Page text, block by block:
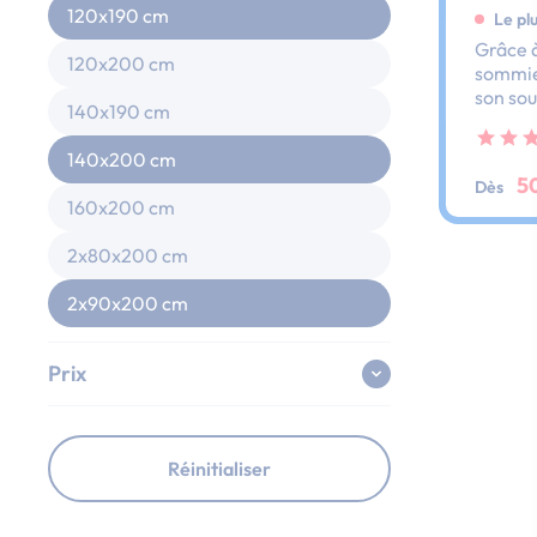
120x190 cm
120x200 cm
140x190 cm
140x200 cm
160x200 cm
2x80x200 cm
2x90x200 cm
Prix
Réinitialiser
Le
Grâce
son
dos
ses
au
Dès